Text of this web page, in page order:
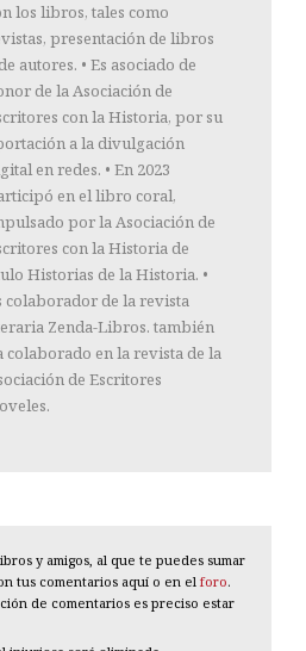
los libros, tales como
presentación de libros
autores. • Es asociado de
de la Asociación de
con la Historia, por su
a la divulgación
en redes. • En 2023
en el libro coral,
por la Asociación de
con la Historia de
Historias de la Historia. •
colaborador de la revista
Zenda-Libros. también
colaborado en la revista de la
de Escritores
y amigos, al que te puedes sumar
tus comentarios aquí o en el foro.
de comentarios es preciso estar